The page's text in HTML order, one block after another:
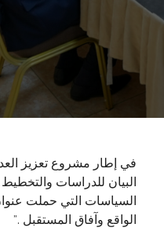
في إطار مشروع تعزيز
البيان للدراسات
السياسات التي حملت
الواقع وآفاق المستقبل .”